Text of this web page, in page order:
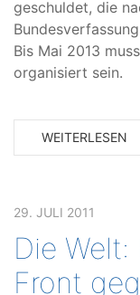
geschuldet, die
Bis Mai 2013
organisiert sein.
WEITERLESEN
29. JULI 2011
Die
Front